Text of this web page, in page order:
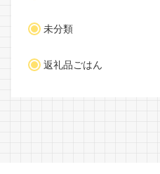
未分類
返礼品ごはん